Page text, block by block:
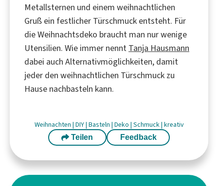
Metallsternen und einem weihnachtlichen
Gruß ein festlicher Türschmuck entsteht. Für
die Weihnachtsdeko braucht man nur wenige
Utensilien. Wie immer nennt Tanja Hausmann
dabei auch Alternativmöglichkeiten, damit
jeder den weihnachtlichen Türschmuck zu
Hause nachbasteln kann.
Weihnachten | DIY| Basteln | Deko | Schmuck| kreativ
Teilen Feedback